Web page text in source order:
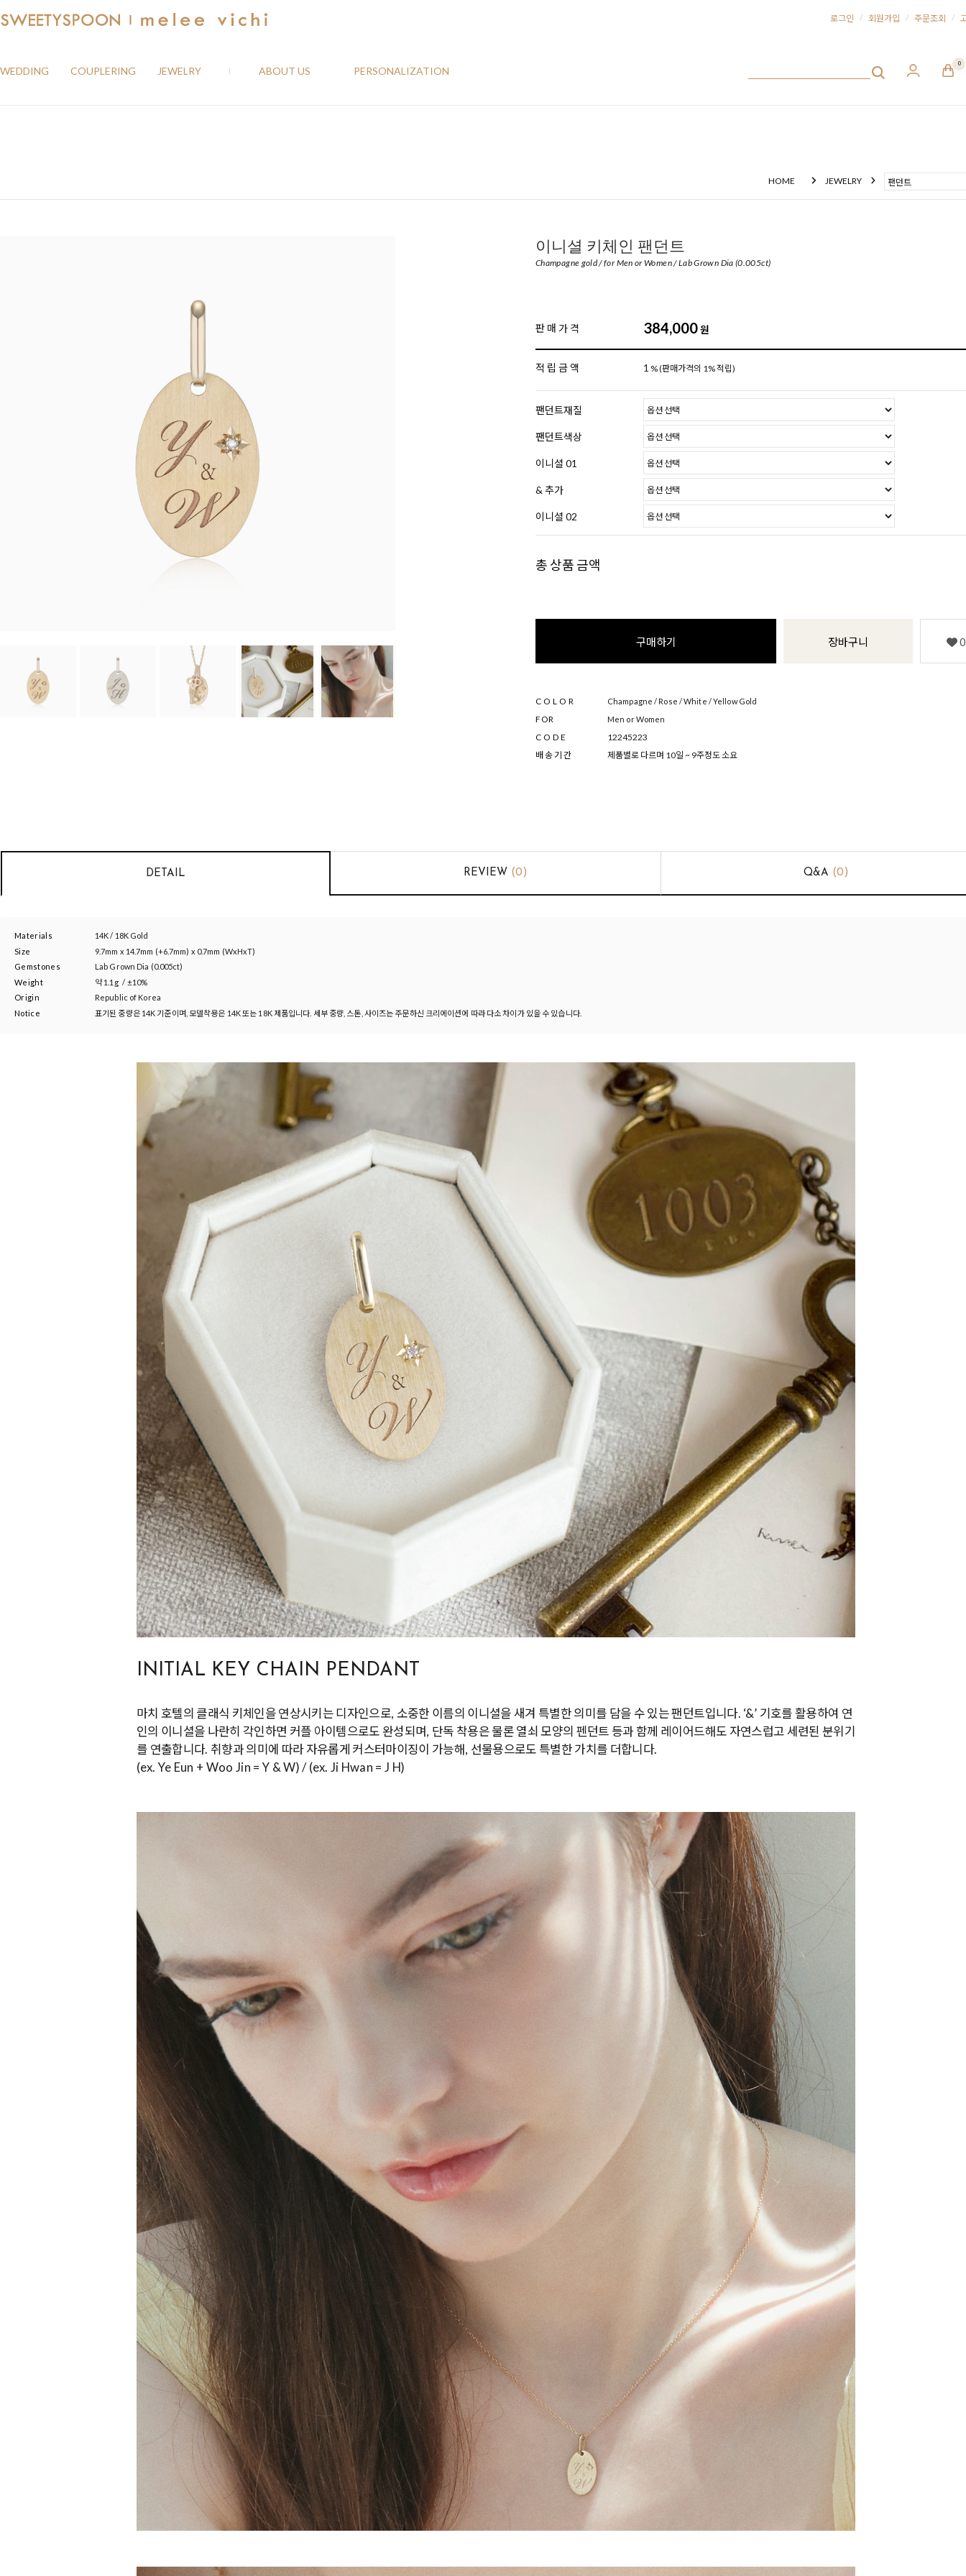
로그인 / 회원가입 / 주문조회 /
WEDDING COUPLERING JEWELRY ABOUT US PERSONALIZATION
0
HOME JEWELRY
이니셜 키체인 팬던트
Champagne gold / for Men or Women / Lab Grown Dia (0.005ct)
판 매 가 격 384,000원
적 립 금 액 1 %(판매가격의 1% 적립)
팬던트재질
팬던트색상
이니셜 01
& 추가
이니셜 02
총 상품 금액
구매하기 장바구니 0
COLOR Champagne / Rose / White / Yellow Gold
FOR Men or Women
CODE
12245223
배 송 기 간
제품별로 다르며 10일 ~ 9주정도 소요
DETAIL REVIEW (0) Q&A (0)
Materials
14K / 18K Gold
Size
9.7mm x 14.7mm (+6.7mm) x 0.7mm (WxHxT)
Gemstones
Lab Grown Dia (0.005ct)
Weight
약1.1g / ±10%
Origin
Republic of Korea
Notice
표기된 중량은 14K 기준이며, 모델착용은 14K 또는 18K 제품입니다. 세부 중량, 스톤, 사이즈는 주문하신 크리에이션에 따라 다소 차이가 있을 수 있습니다.
INITIAL KEY CHAIN PENDANT
마치 호텔의 클래식 키체인을 연상시키는 디자인으로, 소중한 이름의 이니셜을 새겨 특별한 의미를 담을 수 있는 팬던트입니다. ‘&’ 기호를 활용하여 연
인의 이니셜을 나란히 각인하면 커플 아이템으로도 완성되며, 단독 착용은 물론 열쇠 모양의 펜던트 등과 함께 레이어드해도 자연스럽고 세련된 분위기
를 연출합니다. 취향과 의미에 따라 자유롭게 커스터마이징이 가능해, 선물용으로도 특별한 가치를 더합니다.
(ex. Ye Eun + Woo Jin = Y & W) / (ex. Ji Hwan = J H)